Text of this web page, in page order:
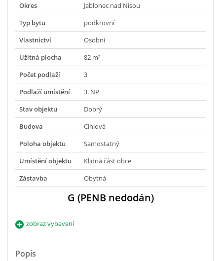
Okres
Jablonec nad Nisou
Typ bytu
podkrovní
Vlastnictví
Osobní
Užitná plocha
82 m²
Počet podlaží
3
Podlaží umístění
3. NP
Stav objektu
Dobrý
Budova
Cihlová
Poloha objektu
Samostatný
Umístění objektu
Klidná část obce
Zástavba
Obytná
G (PENB nedodán)
zobraz vybavení
Popis